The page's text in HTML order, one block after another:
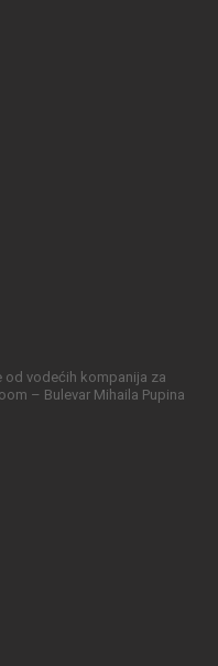
od vodećih kompanija za
– Bulevar Mihaila Pupina